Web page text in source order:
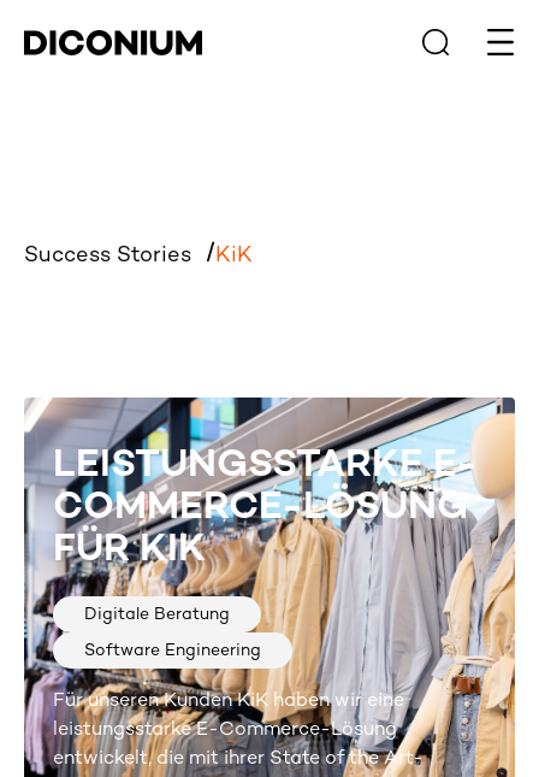
Success Stories KiK
LEISTUNGSSTARKE E-
COMMERCE-LÖSUNG
FÜR KIK
Digitale Beratung
Software Engineering
Für unseren Kunden KiK haben wir eine
leistungsstarke E-Commerce-Lösung
entwickelt, die mit ihrer State of the Art-